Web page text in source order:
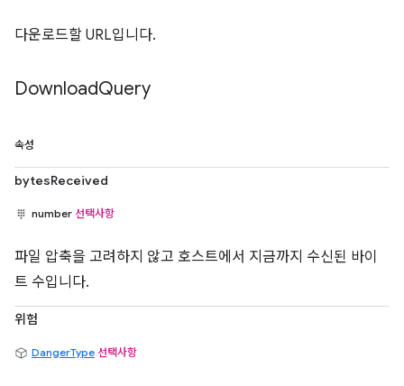
다운로드할 URL입니다.
DownloadQuery
속성
bytesReceived
number 선택사항
파일 압축을 고려하지 않고 호스트에서 지금까지 수신된 바이
트 수입니다.
위험
DangerType 선택사항